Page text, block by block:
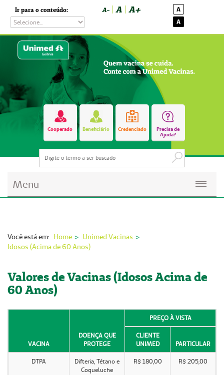
Ir para o conteúdo: A- A A+
A
A
Cooperado Beneficiário Credenciado
Precisa de
Ajuda?
Menu
Serviços On-line
Imprensa
Institucional
Você está em: Home
Unimed Vacinas
Idosos (Acima de 60 Anos)
Valores de Vacinas (Idosos Acima de
60 Anos)
VACINA
DOENÇA QUE
PROTEGE
PREÇO À VISTA
CLIENTE
UNIMED
PARTICULAR
DTPA
Difteria, Tétano e
Coqueluche
R$ 180,00 R$ 205,00